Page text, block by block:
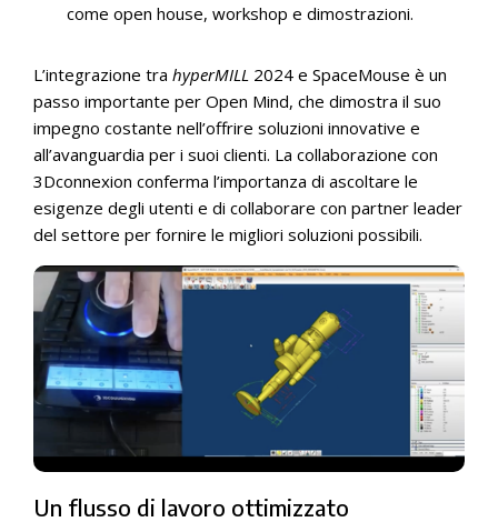
come open house, workshop e dimostrazioni.
L’integrazione tra hyperMILL 2024 e SpaceMouse è un
passo importante per Open Mind, che dimostra il suo
impegno costante nell’offrire soluzioni innovative e
all’avanguardia per i suoi clienti. La collaborazione con
3Dconnexion conferma l’importanza di ascoltare le
esigenze degli utenti e di collaborare con partner leader
del settore per fornire le migliori soluzioni possibili.
Un flusso di lavoro ottimizzato